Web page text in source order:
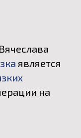
является
на